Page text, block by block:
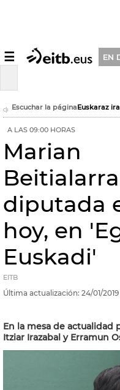
☰ EN
Escuchar la páginaEuskaraz
A LAS 09:00 HORAS
Marian
diputada
hoy, en
Euskadi'
EITB
Última actualización: 24/01/2019
En la mesa de actualidad
Itziar Irazabal y Erramun